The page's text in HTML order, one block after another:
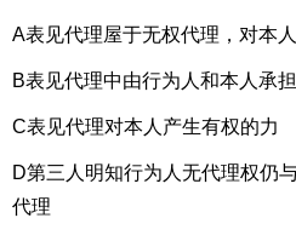
A表见代理屋于无权代理，对本
B表见代理中由行为人和本人承
C表见代理对本人产生有权的力
D第三人明知行为人无代理权仍
代理